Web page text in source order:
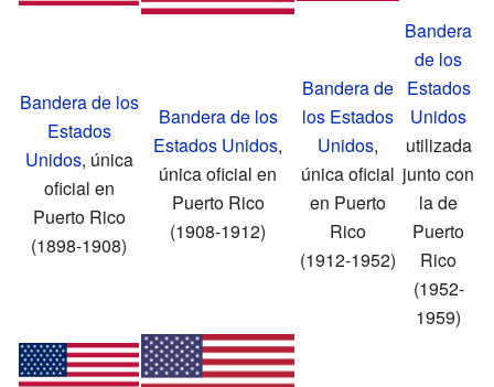
Bandera de los
Estados
Unidos, única
oficial en
Puerto Rico
(1898-1908)
Bandera de los
Estados Unidos,
única oficial en
Puerto Rico
(1908-1912)
Bandera de
los Estados
Unidos,
única oficial
en Puerto
Rico
(1912-1952)
Bandera
de los
Estados
Unidos
utilizada
junto con
la de
Puerto
Rico
(1952-
1959)